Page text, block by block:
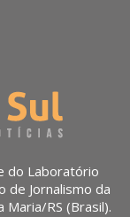
do Laboratório
de Jornalismo da
Maria/RS (Brasil).